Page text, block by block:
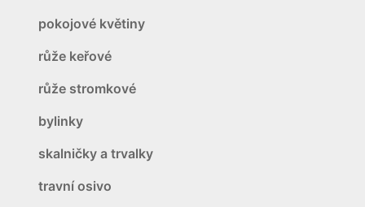
pokojové květiny
růže keřové
růže stromkové
bylinky
skalničky a trvalky
travní osivo